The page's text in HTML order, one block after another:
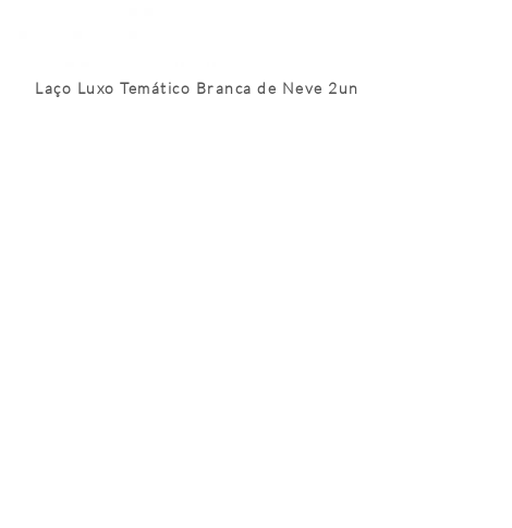
Laço Luxo Temático Branca de Neve 2un